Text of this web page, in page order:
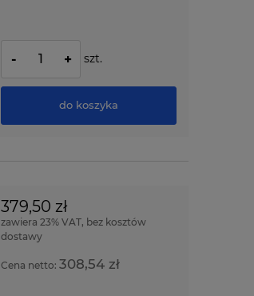
- + szt.
do koszyka
379,50 zł
zawiera 23% VAT, bez kosztów
dostawy
Cena netto: 308,54 zł